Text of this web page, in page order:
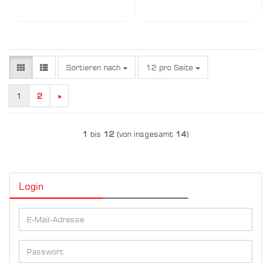
Sortieren nach
Sortieren nach 12 pro Seite
pro Seite
1 2 »
1 bis 12 (von insgesamt 14)
Login
E-
Mail-
Adresse
Passwort